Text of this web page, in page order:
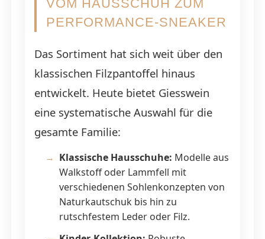
VOM HAUSSCHUH ZUM
PERFORMANCE-SNEAKER
Das Sortiment hat sich weit über den
klassischen Filzpantoffel hinaus
entwickelt. Heute bietet Giesswein
eine systematische Auswahl für die
gesamte Familie:
Klassische Hausschuhe: Modelle aus
Walkstoff oder Lammfell mit
verschiedenen Sohlenkonzepten von
Naturkautschuk bis hin zu
rutschfestem Leder oder Filz.